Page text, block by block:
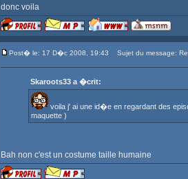
donc voila
Post� le: 17 D�c 2008, 19:43 Sujet du message:
Skaroots33 a �crit:
voila j' ai une id�e en regardant des
maquette )
Bah non c'est un costume taille humaine